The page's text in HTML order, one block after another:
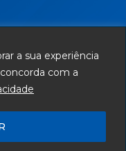
a sua experiência
com a